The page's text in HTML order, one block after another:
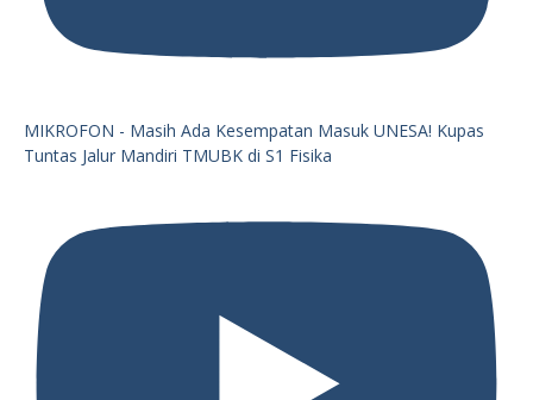
MIKROFON - Masih Ada Kesempatan Masuk UNESA! Kupas
Tuntas Jalur Mandiri TMUBK di S1 Fisika